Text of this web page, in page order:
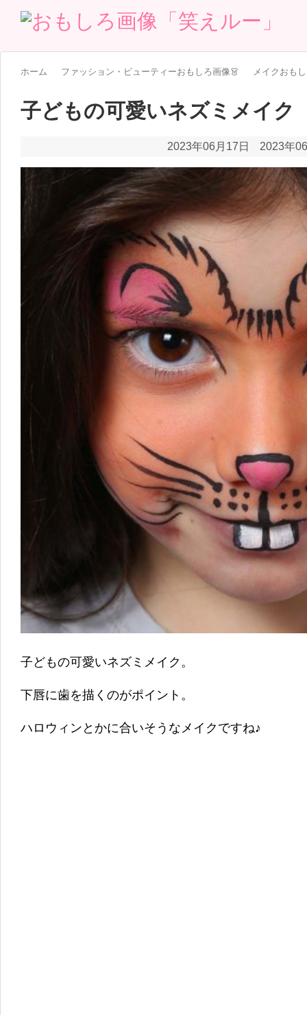
ホーム ファッション・ビューティーおもしろ画像👗 メイクおも
子どもの可愛いネズミメイク
2023年06月17日 2023年
子どもの可愛いネズミメイク。
下唇に歯を描くのがポイント。
ハロウィンとかに合いそうなメイクですね♪